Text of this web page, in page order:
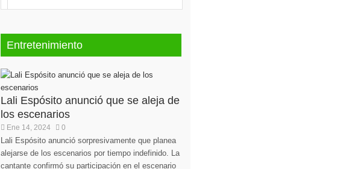
Entretenimiento
Lali Espósito anunció que se aleja de
los escenarios
Ene 14, 2024 0
Lali Espósito anunció sorpresivamente que planea
alejarse de los escenarios por tiempo indefinido. La
cantante confirmó su participación en el escenario